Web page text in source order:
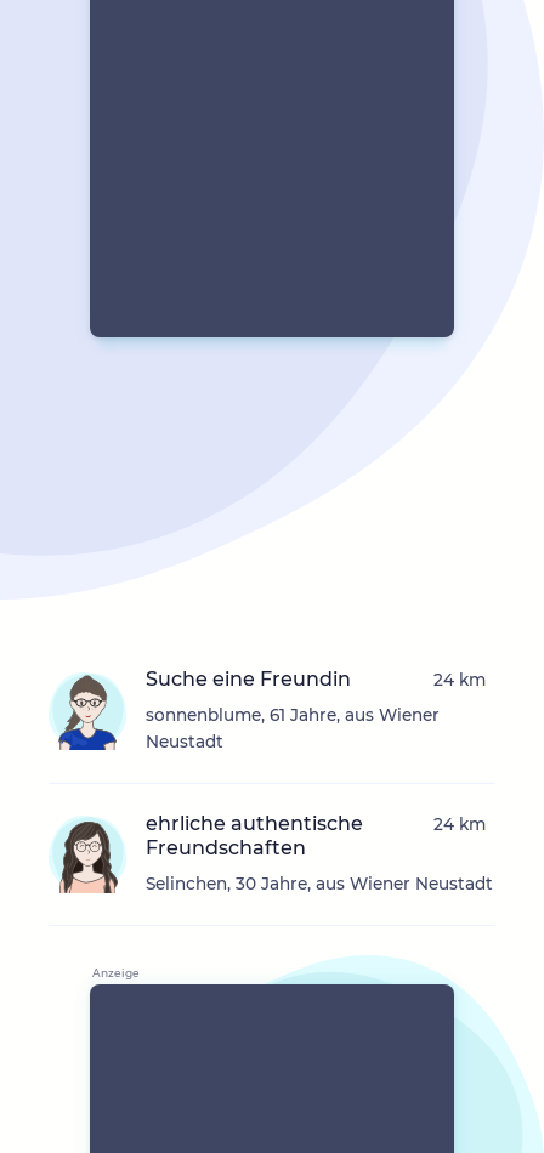
Suche eine Freundin
sonnenblume, 61 Jahre, aus Wiener
Neustadt
24 km
ehrliche authentische
Freundschaften
Selinchen, 30 Jahre, aus Wiener Neustadt
24 km